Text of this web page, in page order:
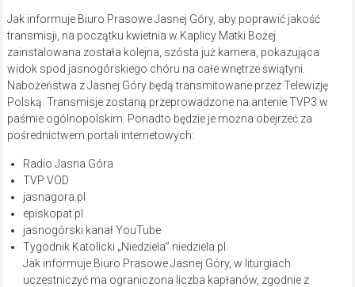
Jak informuje Biuro Prasowe Jasnej Góry, aby poprawić jakość
transmisji, na początku kwietnia w Kaplicy Matki Bożej
zainstalowana została kolejna, szósta już kamera, pokazująca
widok spod jasnogórskiego chóru na całe wnętrze świątyni.
Nabożeństwa z Jasnej Góry będą transmitowane przez Telewizję
Polską. Transmisje zostaną przeprowadzone na antenie TVP3 w
paśmie ogólnopolskim. Ponadto będzie je można obejrzeć za
pośrednictwem portali internetowych:
Radio Jasna Góra
TVP VOD
jasnagora.pl
episkopat.pl
jasnogórski kanał YouTube
Tygodnik Katolicki „Niedziela” niedziela.pl.
Jak informuje Biuro Prasowe Jasnej Góry, w liturgiach
uczestniczyć ma ograniczona liczba kapłanów, zgodnie z